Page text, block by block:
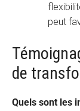
peut
de
Quels sont les